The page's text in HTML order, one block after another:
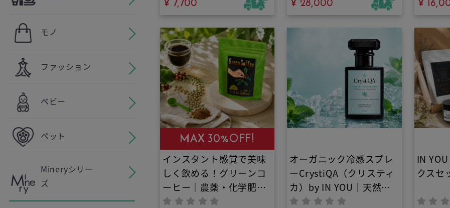
モノ
ファッション
ベビー
ペット
Mineryシリー
ズ
YOU｜完全無添加・人工
甘味料不使用・植物性オ
ーガニック素材だけで作
ったソイプロテイン｜ロ
ーカカオ配合で腸活や健
康的な生活をサポートす
る、低糖質で本当に美味
しい大人のショコラ
プレー
MAX 30%OFF!
インスタント感覚で美味
しく飲める！グリーンコ
ーヒー｜農薬・化学肥
料・添加物不使用！グリ
オーガニック冷感スプレ
ーCrystiQA（クリスティ
カ）by IN YOU｜天然ク
ーリングミスト・100%
IN
クスセ